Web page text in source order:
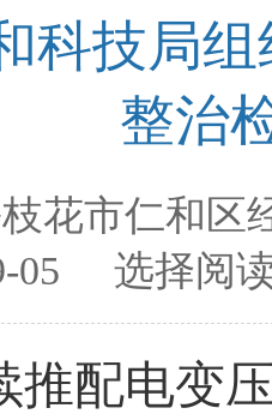
科技局
整治
花市仁和区
05 选择阅
推配电变